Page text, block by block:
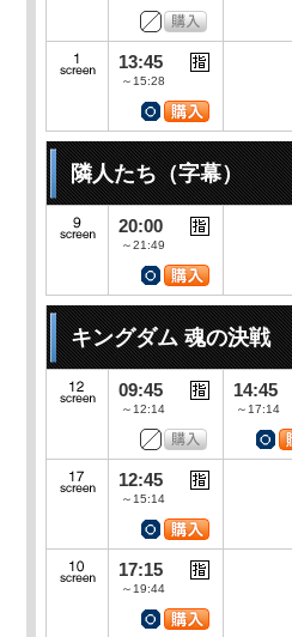
13:45
～15:28
隣人たち（字幕）
20:00
～21:49
キングダム 魂の決戦
09:45
～12:14
14:45
～17:14
12:45
～15:14
17:15
～19:44